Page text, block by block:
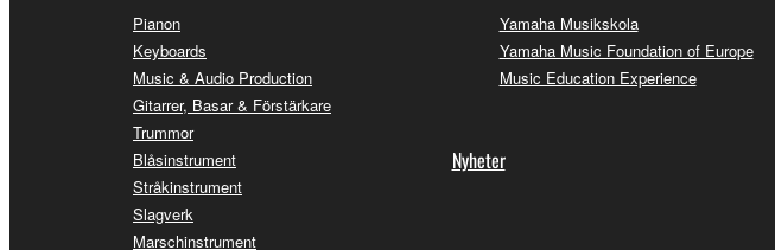
Pianon
Keyboards
Music & Audio Production
Gitarrer, Basar & Förstärkare
Trummor
Blåsinstrument
Stråkinstrument
Slagverk
Marschinstrument
Yamaha Musikskola
Yamaha Music Foundation of Europe
Music Education Experience
Nyheter